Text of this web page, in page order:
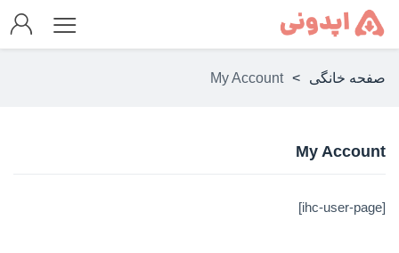
صفحه خانگی >
My Account
My Account
[ihc-user-page]